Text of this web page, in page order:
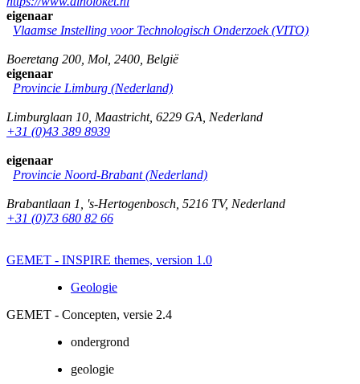
eigenaar
Vlaamse Instelling voor Technologisch Onderzoek (VITO)
Boeretang 200 Mol 2400 België
eigenaar
Provincie Limburg (Nederland)
Limburglaan 10 Maastricht, 6229 GA Nederland
+31 (0)43 389 8939
eigenaar
Provincie Noord-Brabant (Nederland)
Brabantlaan 1 's-Hertogenbosch 5216 TV, Nederland
+31 (0)73 680 82 66
GEMET - INSPIRE themes, version 1.0
Geologie
GEMET - Concepten, versie 2.4
ondergrond
geologie